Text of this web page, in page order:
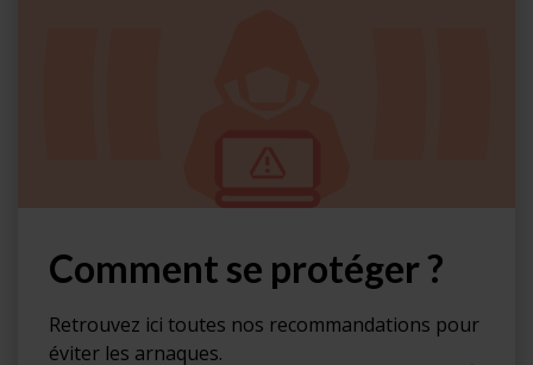
Comment se protéger ?
Retrouvez ici toutes nos recommandations pour
éviter les arnaques.